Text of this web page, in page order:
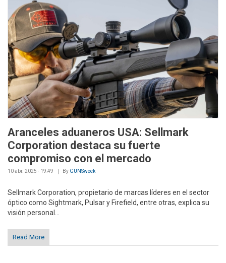
Aranceles aduaneros USA: Sellmark
Corporation destaca su fuerte
compromiso con el mercado
10 abr. 2025 - 19:49 By GUNSweek
Sellmark Corporation, propietario de marcas líderes en el sector
óptico como Sightmark, Pulsar y Firefield, entre otras, explica su
visión personal...
Read More